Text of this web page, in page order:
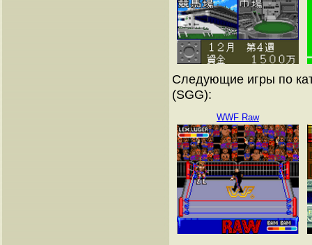
Следующие игры по
(SGG):
WWF Raw